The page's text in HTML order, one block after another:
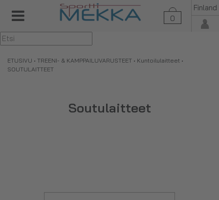
0
Finland
▼
ETUSIVU • TREENI- & KAMPPAILUVARUSTEET • Kuntoilulaitteet •
SOUTULAITTEET
Soutulaitteet